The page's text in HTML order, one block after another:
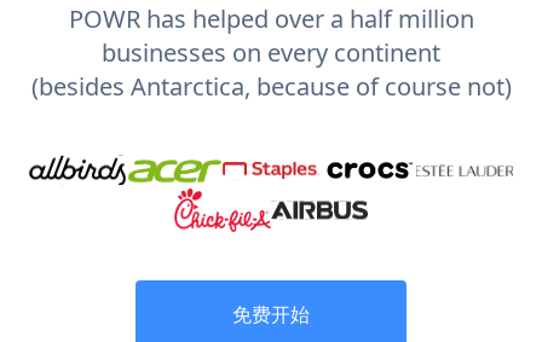
POWR has helped over a half million
businesses on every continent
(besides Antarctica, because of course not)
免费开始